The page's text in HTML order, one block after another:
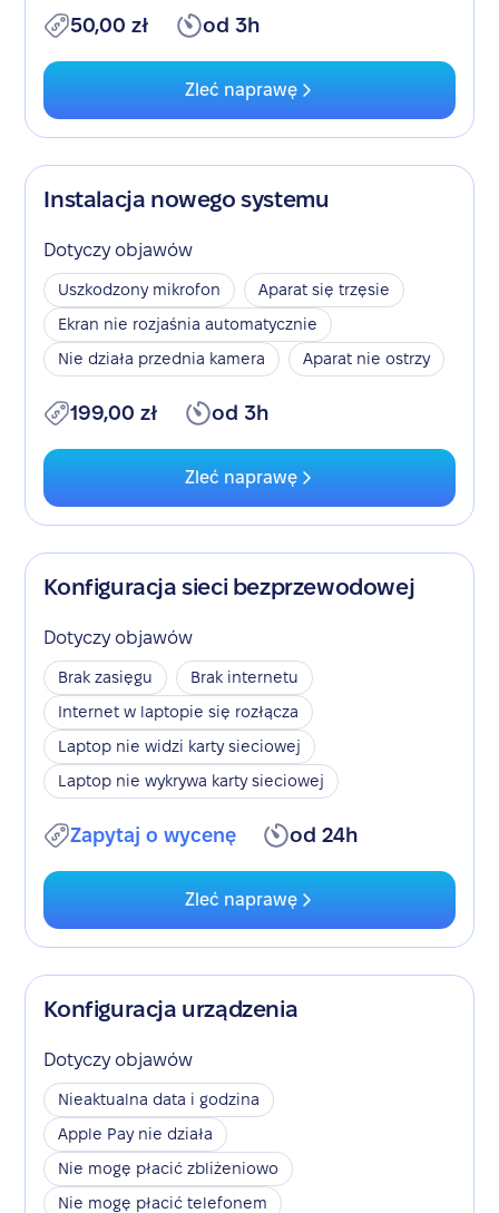
50,00 zł od 3h
Zleć naprawę
Instalacja nowego systemu
Dotyczy objawów
Uszkodzony mikrofon
Aparat się trzęsie
Ekran nie rozjaśnia automatycznie
Nie działa przednia kamera
Aparat nie ostrzy
199,00 zł od 3h
Zleć naprawę
Konfiguracja sieci bezprzewodowej
Dotyczy objawów
Brak zasięgu
Brak internetu
Internet w laptopie się rozłącza
Laptop nie widzi karty sieciowej
Laptop nie wykrywa karty sieciowej
Zapytaj o wycenę od 24h
Zleć naprawę
Konfiguracja urządzenia
Dotyczy objawów
Nieaktualna data i godzina
Apple Pay nie działa
Nie mogę płacić zbliżeniowo
Nie mogę płacić telefonem